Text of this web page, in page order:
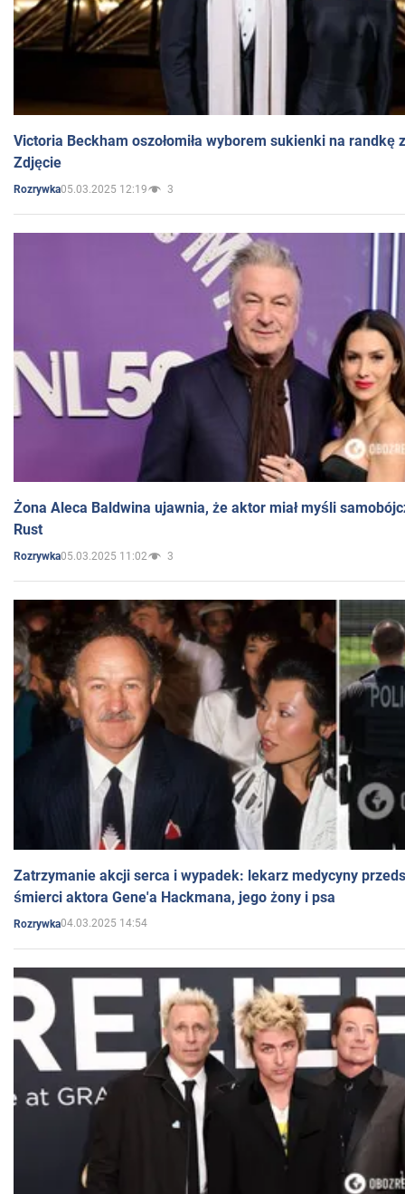
Victoria Beckham oszołomiła wyborem sukienki na randkę
Zdjęcie
Rozrywka05.03.2025 12:19 3
Żona Aleca Baldwina ujawnia, że aktor miał myśli
Rust
Rozrywka05.03.2025 11:02 3
Zatrzymanie akcji serca i wypadek: lekarz medycyny
śmierci aktora Gene'a Hackmana, jego żony i psa
Rozrywka04.03.2025 14:54